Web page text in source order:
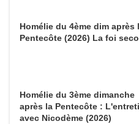
Homélie du 4ème dim après
Pentecôte (2026) La foi
Homélie du 3ème dimanche
après la Pentecôte :
avec Nicodème (2026)